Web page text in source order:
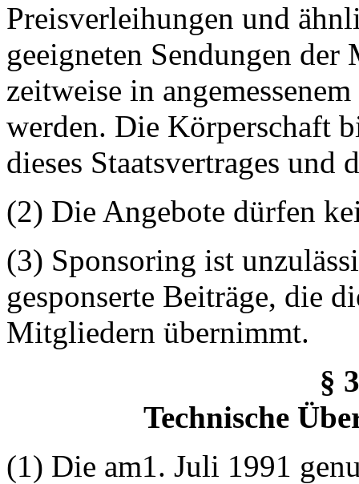
Preisverleihungen und
geeigneten Sendungen
zeitweise in
werden. Die Körperschaft
dieses Staatsvertrages und
(2) Die Angebote dürfen
(3) Sponsoring ist
gesponserte Beiträge, die
Mitgliedern übernimmt.
§
Technische
(1) Die am1. Juli 1991